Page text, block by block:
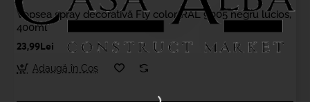
Vopsea spray decorativă Fly color, RAL 9005 negru lucios,
400ml
23,99Lei
Adaugă în Coş